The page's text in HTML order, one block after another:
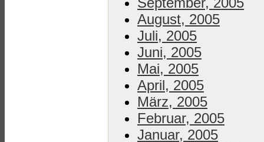
August, 2005
Juli, 2005
Juni, 2005
Mai, 2005
April, 2005
März, 2005
Februar, 2005
Januar, 2005